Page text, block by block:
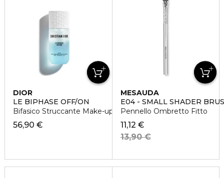
DIOR
LE BIPHASE OFF/ON
Bifasico Struccante Make-up Occhi, Ciglia e Labbra
56,90 €
MESAUDA
E04 - SMALL SHADER
Pennello Ombretto Fitto
11,12 €
13,90 €